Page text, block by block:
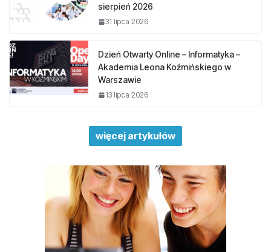
sierpień 2026
31 lipca 2026
Dzień Otwarty Online – Informatyka –
Akademia Leona Koźmińskiego w
Warszawie
13 lipca 2026
więcej artykułów